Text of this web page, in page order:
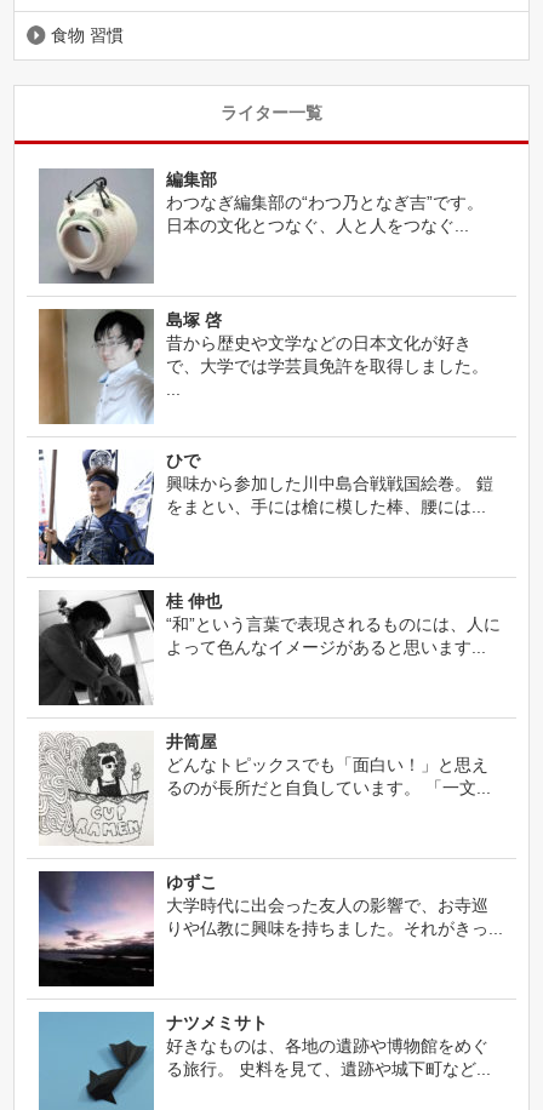
食物 習慣
ライター一覧
編集部
わつなぎ編集部の“わつ乃となぎ吉”です。
日本の文化とつなぐ、人と人をつなぐ...
島塚 啓
昔から歴史や文学などの日本文化が好き
で、大学では学芸員免許を取得しました。
...
ひで
興味から参加した川中島合戦戦国絵巻。 鎧
をまとい、手には槍に模した棒、腰には...
桂 伸也
“和”という言葉で表現されるものには、人に
よって色んなイメージがあると思います...
井筒屋
どんなトピックスでも「面白い！」と思え
るのが長所だと自負しています。 「一文...
ゆずこ
大学時代に出会った友人の影響で、お寺巡
りや仏教に興味を持ちました。それがきっ...
ナツメミサト
好きなものは、各地の遺跡や博物館をめぐ
る旅行。 史料を見て、遺跡や城下町など...